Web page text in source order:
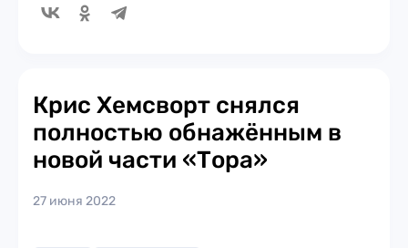
Крис Хемсворт снялся
полностью обнажённым в
новой части «Тора»
27 июня 2022